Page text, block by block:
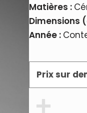
Matières :
Dimensions
Année :
Prix sur